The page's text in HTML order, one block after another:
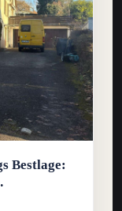
Bestlage: